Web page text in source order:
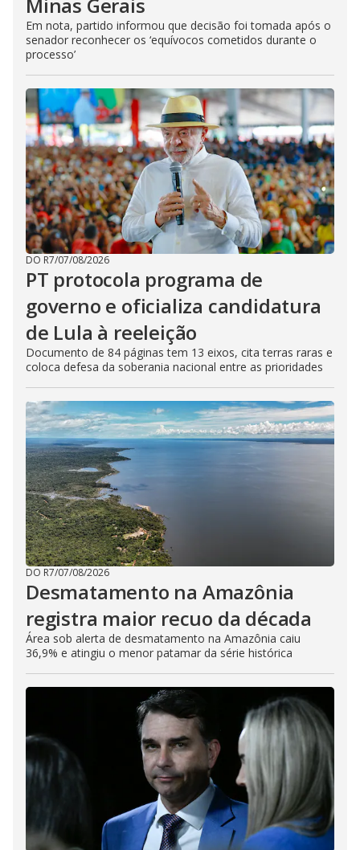
Em nota, partido informou que decisão foi tomada após o
senador reconhecer os ‘equívocos cometidos durante o
processo’
DO R7/07/08/2026
PT protocola programa de
governo e oficializa candidatura
de Lula à reeleição
Documento de 84 páginas tem 13 eixos, cita terras raras e
coloca defesa da soberania nacional entre as prioridades
DO R7/07/08/2026
Desmatamento na Amazônia
registra maior recuo da década
Área sob alerta de desmatamento na Amazônia caiu
36,9% e atingiu o menor patamar da série histórica